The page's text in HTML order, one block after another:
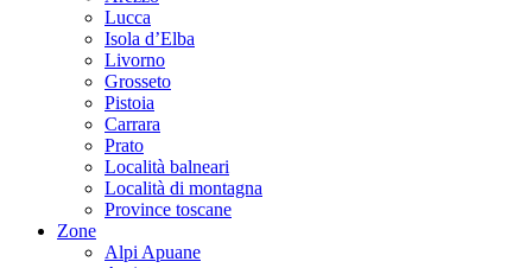
Lucca
Isola d’Elba
Livorno
Grosseto
Pistoia
Carrara
Prato
Località balneari
Località di montagna
Province toscane
Zone
Alpi Apuane